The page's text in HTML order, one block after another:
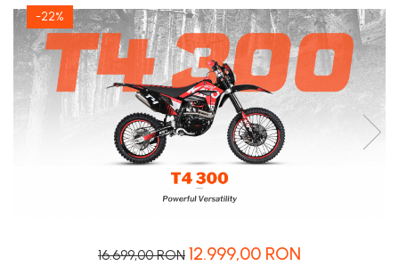
UTILITAR
-22%
16.699,00 RON 12.999,00 RON